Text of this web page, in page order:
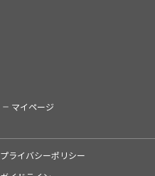
マイページ
プライバシーポリシー